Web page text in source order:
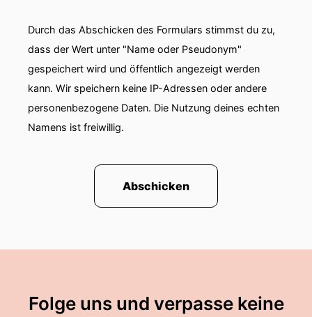
Durch das Abschicken des Formulars stimmst du zu,
dass der Wert unter "Name oder Pseudonym"
gespeichert wird und öffentlich angezeigt werden
kann. Wir speichern keine IP-Adressen oder andere
personenbezogene Daten. Die Nutzung deines echten
Namens ist freiwillig.
Abschicken
Folge uns und verpasse keine